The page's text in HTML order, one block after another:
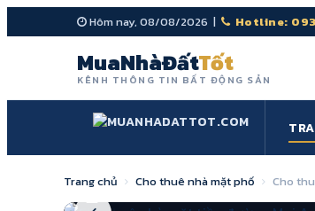
Hôm nay, 08/08/2026 | Hotline:
MuaNhàĐấtTốt
KÊNH THÔNG TIN BẤT ĐỘNG SẢN
Trang chủ Cho thuê nhà mặt phố
Cho
1/2